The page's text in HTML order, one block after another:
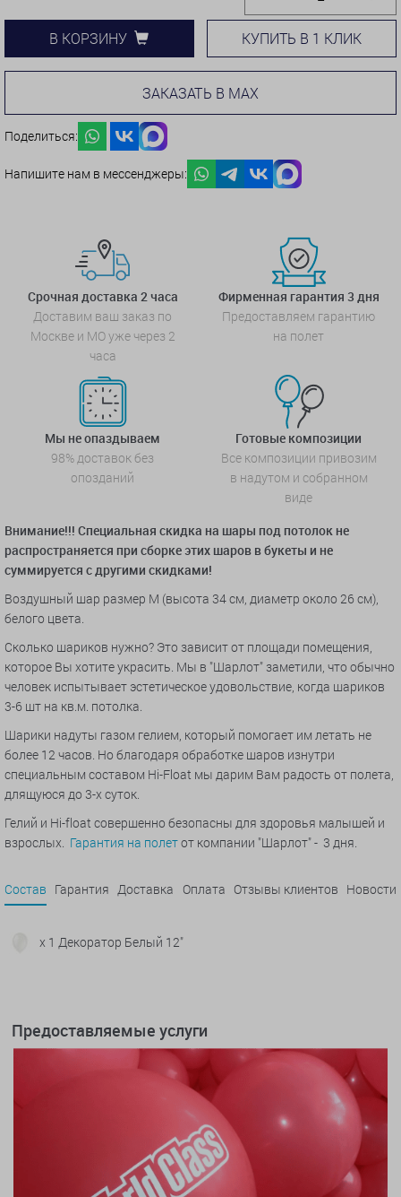
В КОРЗИНУ КУПИТЬ В 1 КЛИК
ЗАКАЗАТЬ В MAX
Поделиться:
Напишите нам в мессенджеры:
Срочная доставка 2 часа
Доставим ваш заказ по
Москве и МО уже через 2
часа
Фирменная гарантия 3 дня
Предоставляем гарантию
на полет
Мы не опаздываем
98% доставок без
опозданий
Готовые композиции
Все композиции привозим
в надутом и собранном
виде
Внимание!!! Специальная скидка на шары под потолок не
распространяется при сборке этих шаров в букеты и не
суммируется с другими скидками!
Воздушный шар размер M (высота 34 см, диаметр около 26 см),
белого цвета.
Сколько шариков нужно? Это зависит от площади помещения,
которое Вы хотите украсить. Мы в "Шарлот" заметили, что обычно
человек испытывает эстетическое удовольствие, когда шариков
3-6 шт на кв.м. потолка.
Шарики надуты газом гелием, который помогает им летать не
более 12 часов. Но благодаря обработке шаров изнутри
специальным составом Hi-Float мы дарим Вам радость от полета,
длящуюся до 3-х суток.
Гелий и Hi-float совершенно безопасны для здоровья малышей и
взрослых. Гарантия на полетот компании "Шарлот" - 3 дня.
Состав Гарантия Доставка Оплата Отзывы клиентов Новости
x 1 Декоратор Белый 12"
Предоставляемые услуги